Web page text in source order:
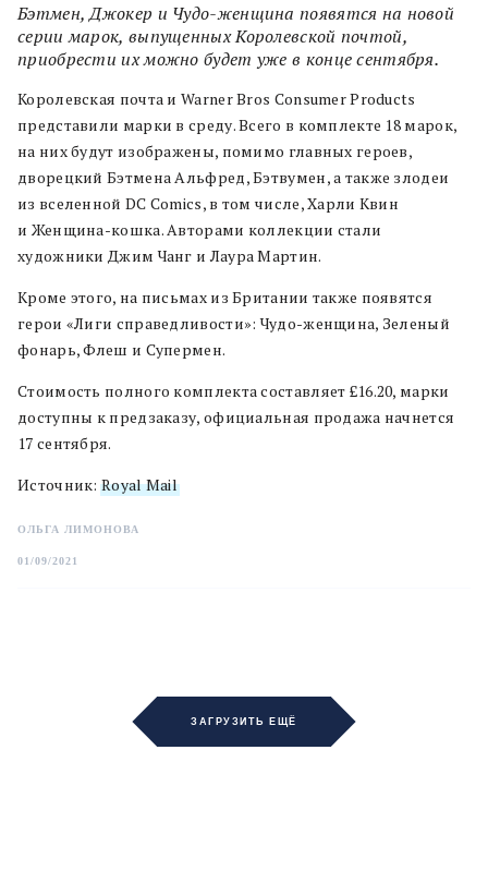
Бэтмен, Джокер и Чудо-женщина появятся на новой
серии марок, выпущенных Королевской почтой,
приобрести их можно будет уже в конце сентября.
Королевская почта и Warner Bros Consumer Products
представили марки в среду. Всего в комплекте 18 марок,
на них будут изображены, помимо главных героев,
дворецкий Бэтмена Альфред, Бэтвумен, а также злодеи
из вселенной DC Comics, в том числе, Харли Квин
и Женщина-кошка. Авторами коллекции стали
художники Джим Чанг и Лаура Мартин.
Кроме этого, на письмах из Британии также появятся
герои «Лиги справедливости»: Чудо-женщина, Зеленый
фонарь, Флеш и Супермен.
Стоимость полного комплекта составляет £16.20, марки
доступны к предзаказу, официальная продажа начнется
17 сентября.
Источник: Royal Mail
ОЛЬГА ЛИМОНОВА
01/09/2021
ЗАГРУЗИТЬ ЕЩЁ